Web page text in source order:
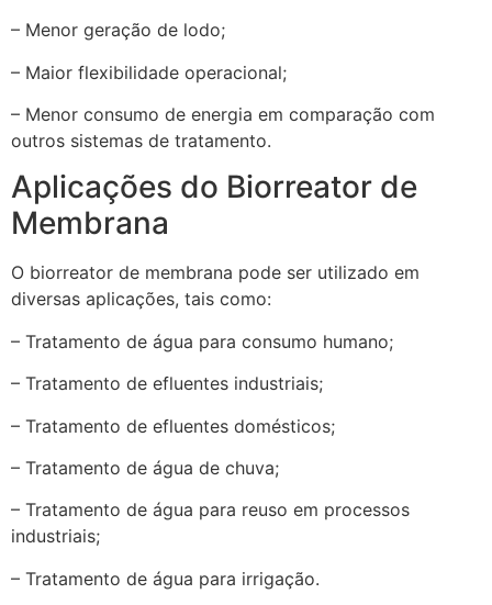
– Menor geração de lodo;
– Maior flexibilidade operacional;
– Menor consumo de energia em comparação com
outros sistemas de tratamento.
Aplicações do Biorreator de
Membrana
O biorreator de membrana pode ser utilizado em
diversas aplicações, tais como:
– Tratamento de água para consumo humano;
– Tratamento de efluentes industriais;
– Tratamento de efluentes domésticos;
– Tratamento de água de chuva;
– Tratamento de água para reuso em processos
industriais;
– Tratamento de água para irrigação.